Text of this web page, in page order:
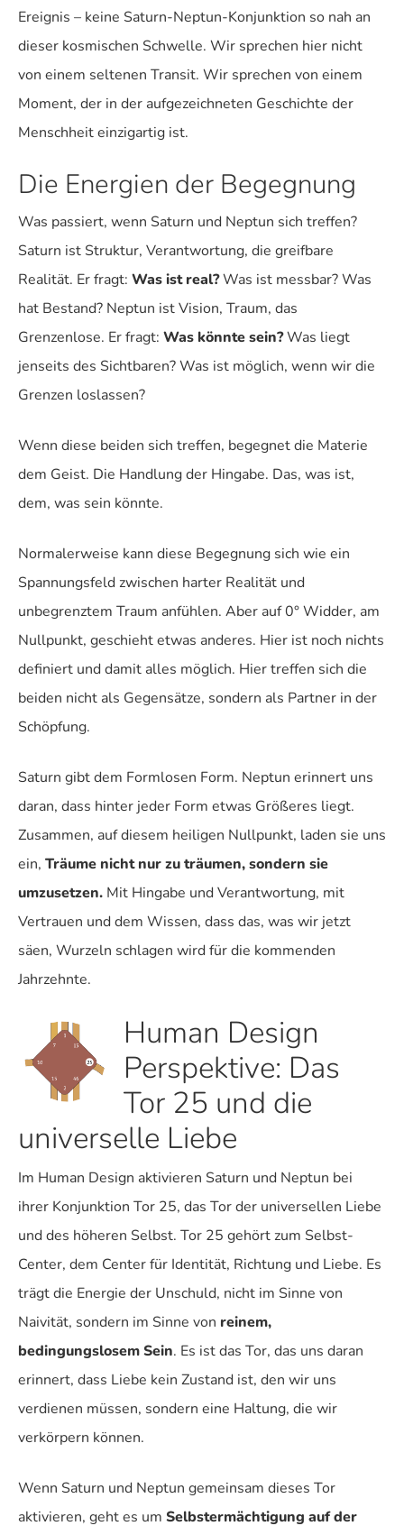
Ereignis – keine Saturn-Neptun-Konjunktion so nah an
dieser kosmischen Schwelle. Wir sprechen hier nicht
von einem seltenen Transit. Wir sprechen von einem
Moment, der in der aufgezeichneten Geschichte der
Menschheit einzigartig ist.
Die Energien der Begegnung
Was passiert, wenn Saturn und Neptun sich treffen?
Saturn ist Struktur, Verantwortung, die greifbare
Realität. Er fragt: Was ist real?Was ist messbar? Was
hat Bestand? Neptun ist Vision, Traum, das
Grenzenlose. Er fragt: Was könnte sein?Was liegt
jenseits des Sichtbaren? Was ist möglich, wenn wir die
Grenzen loslassen?
Wenn diese beiden sich treffen, begegnet die Materie
dem Geist. Die Handlung der Hingabe. Das, was ist,
dem, was sein könnte.
Normalerweise kann diese Begegnung sich wie ein
Spannungsfeld zwischen harter Realität und
unbegrenztem Traum anfühlen. Aber auf 0° Widder, am
Nullpunkt, geschieht etwas anderes. Hier ist noch nichts
definiert und damit alles möglich. Hier treffen sich die
beiden nicht als Gegensätze, sondern als Partner in der
Schöpfung.
Saturn gibt dem Formlosen Form. Neptun erinnert uns
daran, dass hinter jeder Form etwas Größeres liegt.
Zusammen, auf diesem heiligen Nullpunkt, laden sie uns
ein, Träume nicht nur zu träumen, sondern sie
umzusetzen. Mit Hingabe und Verantwortung, mit
Vertrauen und dem Wissen, dass das, was wir jetzt
säen, Wurzeln schlagen wird für die kommenden
Jahrzehnte.
Human Design
Perspektive: Das
Tor 25 und die
universelle Liebe
Im Human Design aktivieren Saturn und Neptun bei
ihrer Konjunktion Tor 25, das Tor der universellen Liebe
und des höheren Selbst. Tor 25 gehört zum Selbst-
Center, dem Center für Identität, Richtung und Liebe. Es
trägt die Energie der Unschuld, nicht im Sinne von
Naivität, sondern im Sinne von reinem,
bedingungslosem Sein. Es ist das Tor, das uns daran
erinnert, dass Liebe kein Zustand ist, den wir uns
verdienen müssen, sondern eine Haltung, die wir
verkörpern können.
Wenn Saturn und Neptun gemeinsam dieses Tor
aktivieren, geht es um Selbstermächtigung auf der